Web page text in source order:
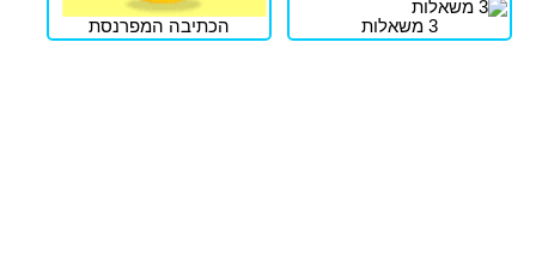
3 משאלות הכתיבה המפרנסת